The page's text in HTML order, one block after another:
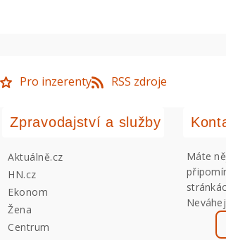
Pro inzerenty RSS zdroje
Zpravodajství a služby
Aktuálně.cz
HN.cz
Ekonom
Žena
Centrum
Máte